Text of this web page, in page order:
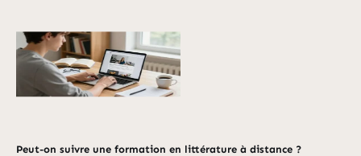
Peut-on suivre une formation en littérature à distance ?